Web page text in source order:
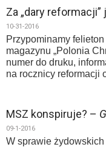
Za „dary
10-31-2016
Przypominamy
magazynu „Polonia
numer do druku,
na rocznicy reformacji
MSZ konspiruje? –
09-1-2016
W sprawie